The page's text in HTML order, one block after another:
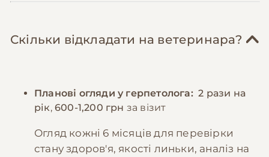
Скільки відкладати на ветеринара?
Планові огляди у герпетолога: 2 рази на
рік,600-1,200 грн за візит
Огляд кожні 6 місяців для перевірки
стану здоров'я, якості линьки, аналіз на